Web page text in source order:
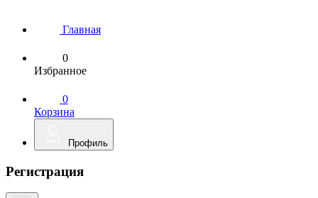
Главная
0
Избранное
0
Корзина
Профиль
Регистрация